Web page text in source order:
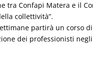
tra Confapi Matera e il
collettività”.
partirà un corso
dei professionisti